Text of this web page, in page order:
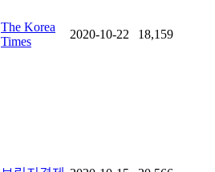
The Korea
Times
2020-10-22 18,159